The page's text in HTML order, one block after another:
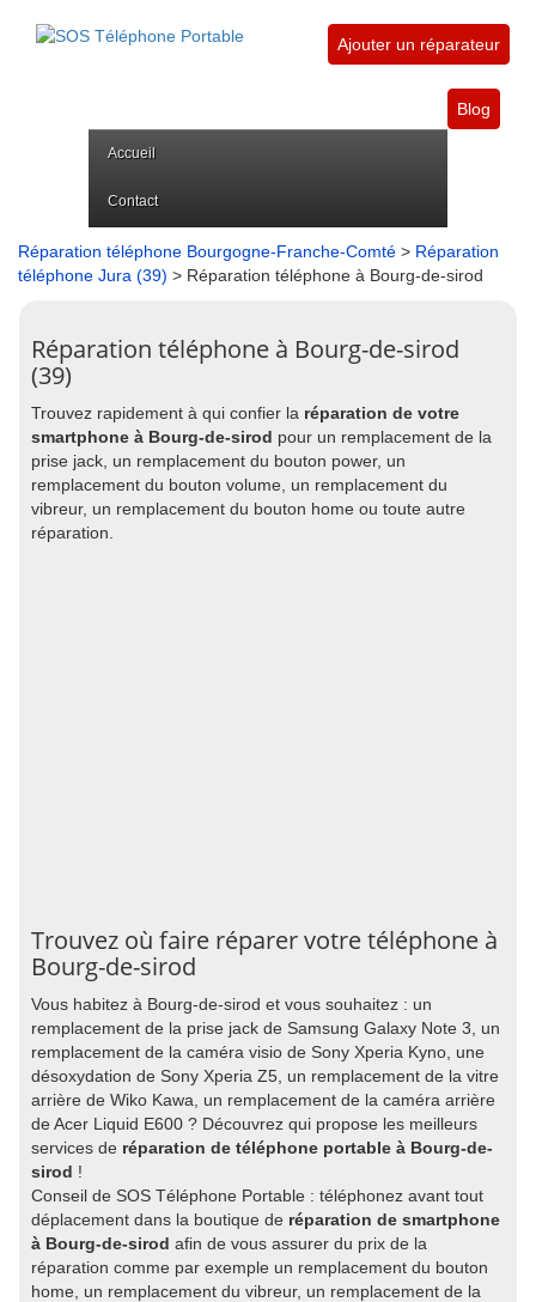
Ajouter un réparateur
Blog
Accueil
Contact
Réparation téléphone Bourgogne-Franche-Comté > Réparation
téléphone Jura (39) > Réparation téléphone à Bourg-de-sirod
Réparation téléphone à Bourg-de-sirod
(39)
Trouvez rapidement à qui confier la réparation de votre
smartphone à Bourg-de-sirod pour un remplacement de la
prise jack, un remplacement du bouton power, un
remplacement du bouton volume, un remplacement du
vibreur, un remplacement du bouton home ou toute autre
réparation.
Trouvez où faire réparer votre téléphone à
Bourg-de-sirod
Vous habitez à Bourg-de-sirod et vous souhaitez : un
remplacement de la prise jack de Samsung Galaxy Note 3, un
remplacement de la caméra visio de Sony Xperia Kyno, une
désoxydation de Sony Xperia Z5, un remplacement de la vitre
arrière de Wiko Kawa, un remplacement de la caméra arrière
de Acer Liquid E600 ? Découvrez qui propose les meilleurs
services de réparation de téléphone portable à Bourg-de-
sirod !
Conseil de SOS Téléphone Portable : téléphonez avant tout
déplacement dans la boutique de réparation de smartphone
à Bourg-de-sirod afin de vous assurer du prix de la
réparation comme par exemple un remplacement du bouton
home, un remplacement du vibreur, un remplacement de la